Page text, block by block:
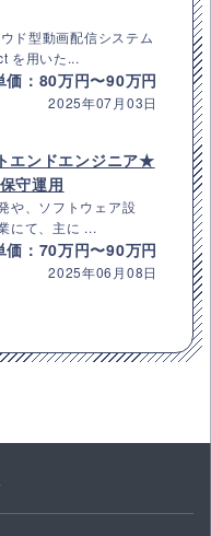
ド型動画配信システム
を用いた...
価：80万円〜90万円
2025年07月03日
エンドエンジニア★
守運用
や、ソフトウェア設
にて、主に ...
価：70万円〜90万円
2025年06月08日